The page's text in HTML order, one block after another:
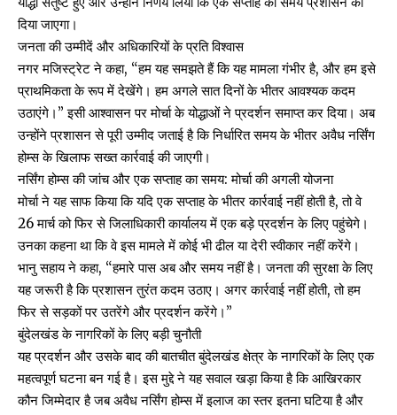
दिया जाएगा।
जनता की उम्मीदें और अधिकारियों के प्रति विश्वास
नगर मजिस्ट्रेट ने कहा, “हम यह समझते हैं कि यह मामला गंभीर है, और हम इसे
प्राथमिकता के रूप में देखेंगे। हम अगले सात दिनों के भीतर आवश्यक कदम
उठाएंगे।” इसी आश्वासन पर मोर्चा के योद्धाओं ने प्रदर्शन समाप्त कर दिया। अब
उन्होंने प्रशासन से पूरी उम्मीद जताई है कि निर्धारित समय के भीतर अवैध नर्सिंग
होम्स के खिलाफ सख्त कार्रवाई की जाएगी।
नर्सिंग होम्स की जांच और एक सप्ताह का समय: मोर्चा की अगली योजना
मोर्चा ने यह साफ किया कि यदि एक सप्ताह के भीतर कार्रवाई नहीं होती है, तो वे
26 मार्च को फिर से जिलाधिकारी कार्यालय में एक बड़े प्रदर्शन के लिए पहुंचेगे।
उनका कहना था कि वे इस मामले में कोई भी ढील या देरी स्वीकार नहीं करेंगे।
भानु सहाय ने कहा, “हमारे पास अब और समय नहीं है। जनता की सुरक्षा के लिए
यह जरूरी है कि प्रशासन तुरंत कदम उठाए। अगर कार्रवाई नहीं होती, तो हम
फिर से सड़कों पर उतरेंगे और प्रदर्शन करेंगे।”
बुंदेलखंड के नागरिकों के लिए बड़ी चुनौती
यह प्रदर्शन और उसके बाद की बातचीत बुंदेलखंड क्षेत्र के नागरिकों के लिए एक
महत्वपूर्ण घटना बन गई है। इस मुद्दे ने यह सवाल खड़ा किया है कि आखिरकार
कौन जिम्मेदार है जब अवैध नर्सिंग होम्स में इलाज का स्तर इतना घटिया है और